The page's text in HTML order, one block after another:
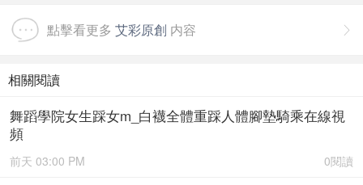

點擊看更多 艾彩原創 内容
相關閱讀
舞蹈學院女生踩女m_白襪全體重踩人體腳墊騎乘在線視
頻
0閱讀
前天 03:00 PM